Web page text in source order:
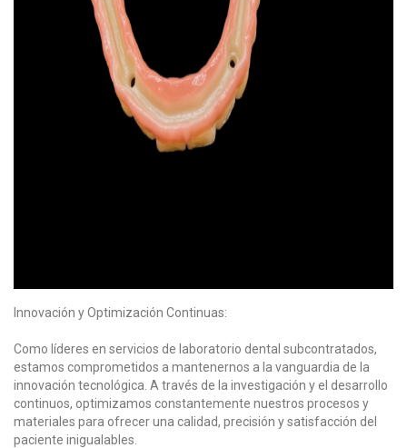
Innovación y Optimización Continuas:
Como líderes en servicios de laboratorio dental subcontratados,
estamos comprometidos a mantenernos a la vanguardia de la
innovación tecnológica. A través de la investigación y el desarrollo
continuos, optimizamos constantemente nuestros procesos y
materiales para ofrecer una calidad, precisión y satisfacción del
paciente inigualables.